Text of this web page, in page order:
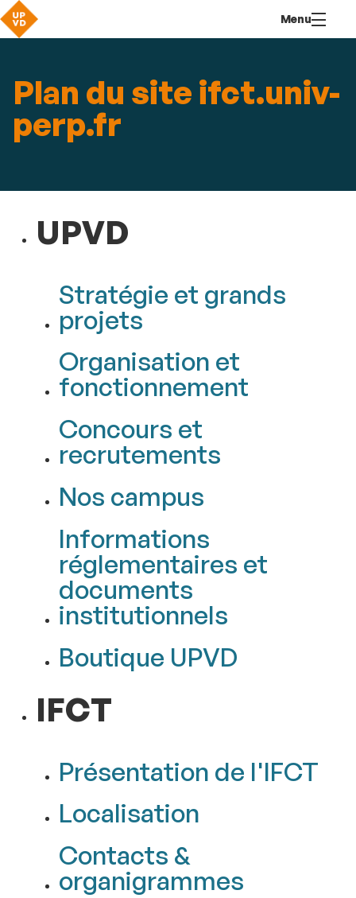
contenu
Menu
Plan du site ifct.univ-
perp.fr
UPVD
Stratégie et grands
projets
Organisation et
fonctionnement
Concours et
recrutements
Nos campus
Informations
réglementaires et
documents
institutionnels
Boutique UPVD
IFCT
Présentation de l'IFCT
Localisation
Contacts &
organigrammes